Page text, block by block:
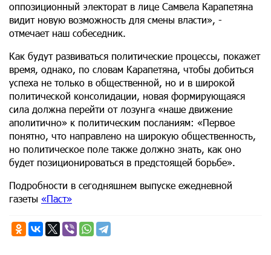
оппозиционный электорат в лице Самвела Карапетяна
видит новую возможность для смены власти», -
отмечает наш собеседник.
Как будут развиваться политические процессы, покажет
время, однако, по словам Карапетяна, чтобы добиться
успеха не только в общественной, но и в широкой
политической консолидации, новая формирующаяся
сила должна перейти от лозунга «наше движение
аполитично» к политическим посланиям: «Первое
понятно, что направлено на широкую общественность,
но политическое поле также должно знать, как оно
будет позиционироваться в предстоящей борьбе».
Подробности в сегодняшнем выпуске ежедневной
газеты «Паст»